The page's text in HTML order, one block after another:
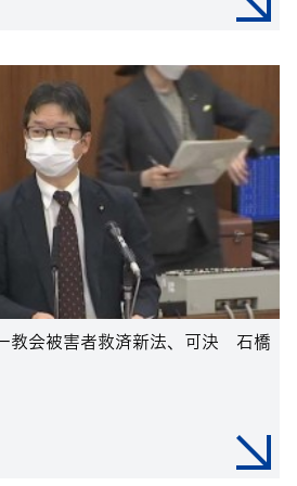
一教会被害者救済新法、可決 石橋